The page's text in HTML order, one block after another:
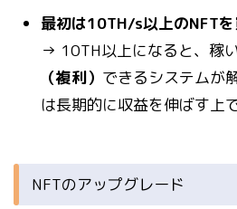
最初は10TH/s以上のNFT
→ 10TH以上になると、稼
（複利） できるシステムが
は長期的に収益を伸ばす上
NFTのアップグレード